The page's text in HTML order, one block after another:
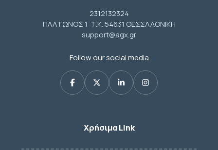
2312132324
ΠΛΑΤΩΝΟΣ 1 Τ.Κ. 54631 ΘΕΣΣΑΛΟΝΙΚΗ
support@agx.gr
Follow our social media
Χρήσιμα Link